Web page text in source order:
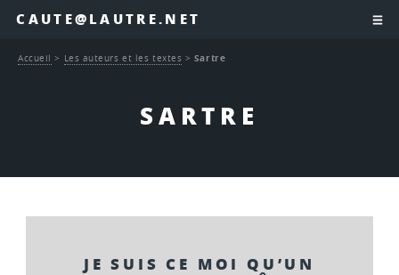
CAUTE@LAUTRE.NET
SARTRE
Accueil > Les auteurs et les textes > Sartre
JE SUIS CE MOI QU’UN